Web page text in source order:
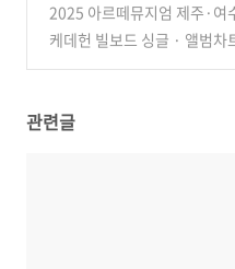
런·굿즈 38종·‘골든’ 빌보
2)
2025 아르떼뮤지엄 제주·여
권│ 빛과 소리로 전하는 감동
케데헌 빌보드 싱글 · 앨범
관련글